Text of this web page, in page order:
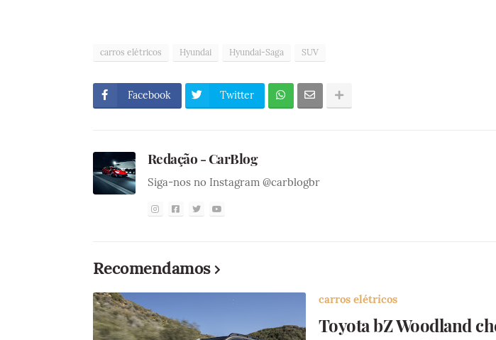
carros elétricos Hyundai Hyundai-Saga SUV
Facebook Twitter
Redação - CarBlog
Siga-nos no Instagram @carblogbr
Recomendamos
carros elétricos
Toyota bZ Woodland